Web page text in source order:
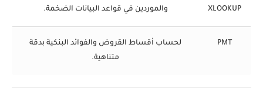
XLOOKUP
والموردين في قواعد البيانات الضخمة.
PMT
لحساب أقساط القروض والفوائد البنكية بدقة
متناهية.